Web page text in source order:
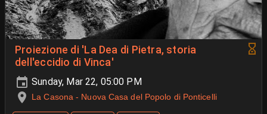
Proiezione di 'La Dea di Pietra, storia
dell'eccidio di Vinca'
Sunday, Mar 22, 05:00 PM
La Casona - Nuova Casa del Popolo di Ponticelli